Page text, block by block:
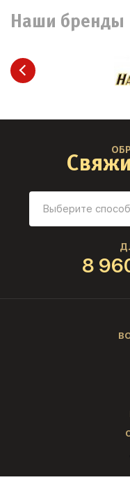
Наши бренды
8